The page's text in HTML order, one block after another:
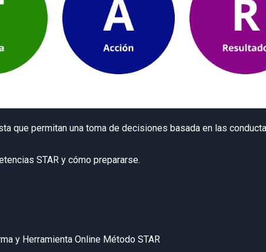
que permitan una toma de decisiones basada en las
STAR y cómo prepararse.
y Herramienta Online Método STAR